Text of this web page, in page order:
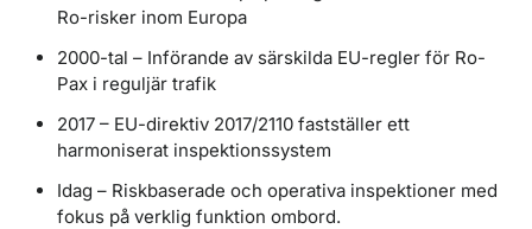
Ro-risker inom Europa
2000-tal – Införande av särskilda EU-regler för Ro-
Pax i reguljär trafik
2017 – EU-direktiv 2017/2110 fastställer ett
harmoniserat inspektionssystem
Idag – Riskbaserade och operativa inspektioner med
fokus på verklig funktion ombord.